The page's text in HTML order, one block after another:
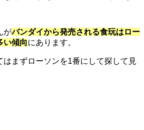
がバンダイから発売される食玩はロー
い傾向にあります。
はまずローソンを1番にして探して見